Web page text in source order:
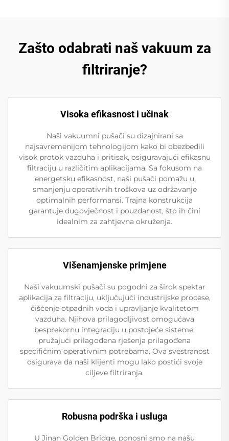
Zašto odabrati naš vakuum za
filtriranje?
Visoka efikasnost i učinak
Naši vakuumni pušači su dizajnirani sa
najsavremenijom tehnologijom kako bi obezbedili
visok protok vazduha i pritisak, osiguravajući efikasnu
filtraciju u različitim aplikacijama. Sa fokusom na
energetsku efikasnost, naši pušači pomažu u
smanjenju operativnih troškova uz održavanje
optimalnih performansi. Trajna konstrukcija
garantuje dugovječnost i pouzdanost, što ih čini
idealnim za zahtjevna okruženja.
Višenamjenske primjene
Naši vakuumski pušači su pogodni za širok spektar
aplikacija za filtraciju, uključujući industrijske procese,
čišćenje otpadnih voda i upravljanje kvalitetom
vazduha. Njihova prilagodljivost omogućava
besprekornu integraciju u postojeće sisteme,
pružajući prilagođena rješenja prilagođena
specifičnim operativnim potrebama. Ova svestranost
osigurava da naši klijenti mogu lako postići svoje
ciljeve filtriranja.
Robusna podrška i usluga
U Jinan Golden Bridge, ponosni smo na našu